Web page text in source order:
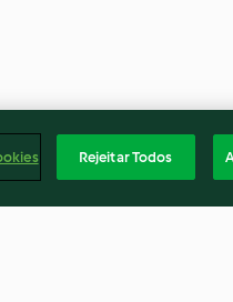
Rejeitar Todos